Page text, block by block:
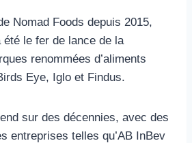
Nomad Foods depuis 2015,
été le fer de lance de la
renommées d’aliments
Eye, Iglo et Findus.
sur des décennies, avec des
entreprises telles qu’AB InBev